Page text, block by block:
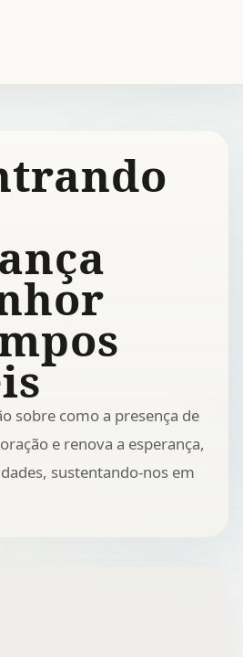
sobre como a presença de
e renova a esperança,
sustentando-nos em